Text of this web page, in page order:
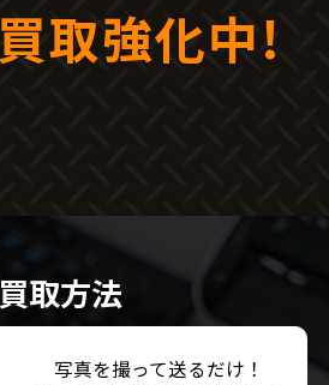
買取強化中!
買取方法
写真を撮って送るだけ！